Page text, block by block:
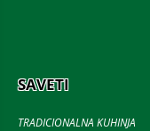
SAVETI
TRADICIONALNA KUHINJA